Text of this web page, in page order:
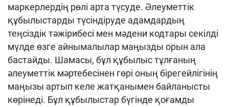
маркерлердің рөлі арта түсуде. Әлеуметтік
құбылыстарды түсіндіруде адамдардың
теңсіздік тәжірибесі мен мәдени кодтары секілді
мүлде өзге айнымалылар маңызды орын ала
бастайды. Шамасы, бұл құбылыс тұлғаның
әлеуметтік мәртебесінен гөрі оның бірегейлігінің
маңызы артып келе жатқанымен байланысты
көрінеді. Бұл құбылыстар бүгінде қоғамды